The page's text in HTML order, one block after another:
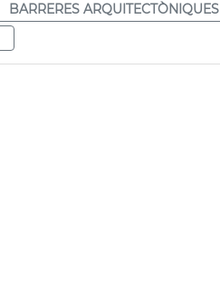
BARRERES ARQUITECTÒNIQUES